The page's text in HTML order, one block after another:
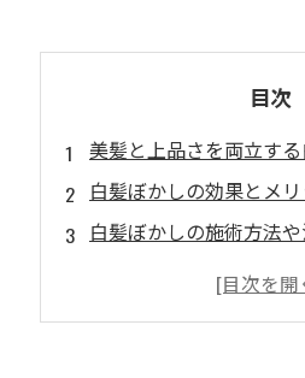
目次
美髪と上品さを両立す
白髪ぼかしの効果とメ
白髪ぼかしの施術方法
白髪ぼかしにおすすめ